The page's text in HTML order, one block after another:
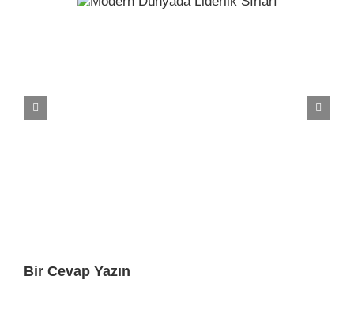
Bir Cevap Yazın